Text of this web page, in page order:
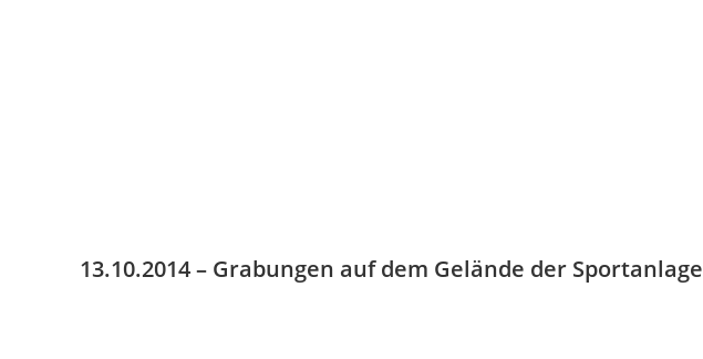
13.10.2014 – Grabungen auf dem Gelände der Sportanlage